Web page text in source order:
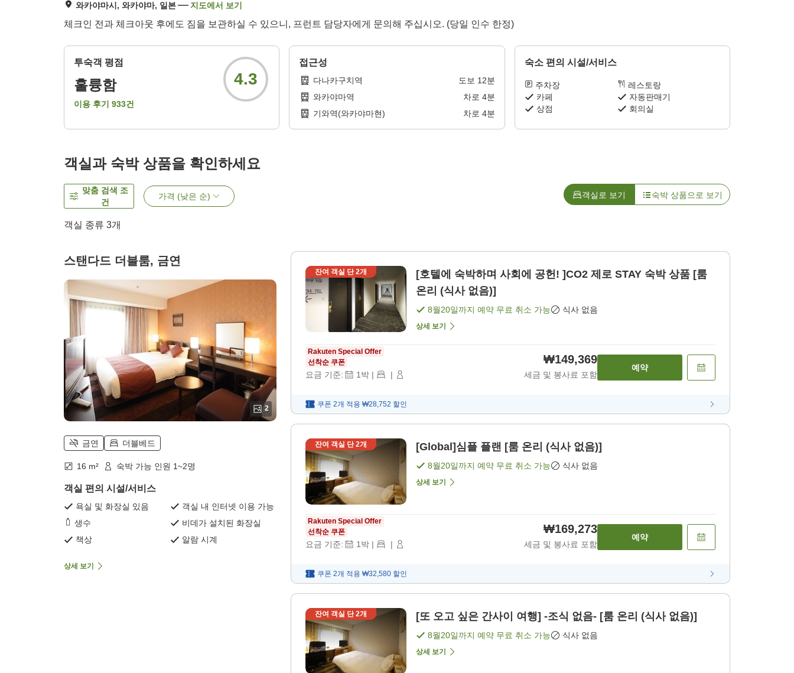
와카야마시, 와카야마, 일본 지도에서 보기
체크인 전과 체크아웃 후에도 짐을 보관하실 수 있으니, 프런트 담당자에게 문의해 주십시오. (당일 인수 한정)
투숙객 평점
훌륭함
이용 후기 933건
4.3
접근성
다나카구치역 도보 12분
와카야마역
차로 4분
기와역(와카야마현)
차로 4분
숙소 편의 시설/서비스
주차장
레스토랑
카페
자동판매기
상점
회의실
객실과 숙박 상품을 확인하세요
맞춤 검색 조
건
가격 (낮은 순) 객실로 보기 숙박 상품으로 보기
객실 종류 3개
스탠다드 더블룸, 금연
2
금연 더블베드
16 m² 숙박 가능 인원 1~2명
객실 편의 시설/서비스
욕실 및 화장실 있음
객실 내 인터넷 이용 가능
생수
비데가 설치된 화장실
책상
알람 시계
상세 보기
잔여 객실 단2개
[호텔에 숙박하며 사회에 공헌! ]CO2 제로 STAY 숙박 상품 [룸
온리 (식사 없음)]
8월20일까지 예약 무료 취소 가능 식사 없음
상세 보기
Rakuten Special Offer
선착순 쿠폰
요금 기준: 1박 | |
₩149,369
세금 및 봉사료 포함
예약
쿠폰 2개 적용 ₩28,752 할인
잔여 객실 단2개 [Global]심플 플랜 [룸 온리 (식사 없음)]
8월20일까지 예약 무료 취소 가능 식사 없음
상세 보기
Rakuten Special Offer
선착순 쿠폰
요금 기준: 1박 | |
₩169,273
세금 및 봉사료 포함
예약
쿠폰 2개 적용 ₩32,580 할인
잔여 객실 단2개 [또 오고 싶은 간사이 여행] -조식 없음- [룸 온리 (식사 없음)]
8월20일까지 예약 무료 취소 가능 식사 없음
상세 보기